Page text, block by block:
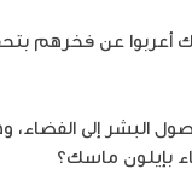
عن فخرهم
البشر إلى الفضاء،
بإيلون ماسك؟